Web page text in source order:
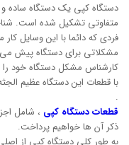
دستگاه کپی یک دستگاه ساده
متفاوتی تشکیل شده است.
فردی که دائما با این وسایل
مشکلاتی برای دستگاه پیش
کارشناس مشکل دستگاه خود را
با قطعات این دستگاه عظیم
.
قطعات دستگاه کپی ، شامل
ذکر آن ها خواهیم پرداخت.
به طور کلی دستگاه کپی از